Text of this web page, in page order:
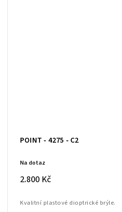
POINT - 4275 - C2
Na dotaz
2.800 Kč